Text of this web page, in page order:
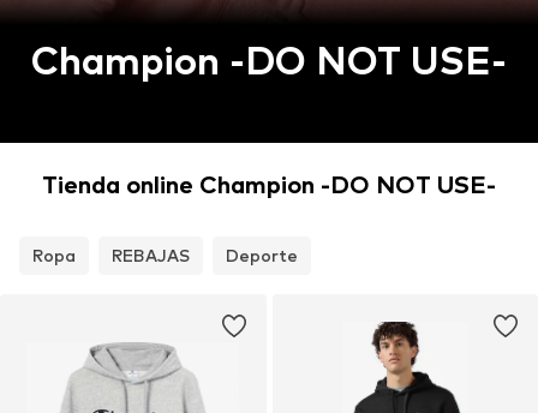
Champion -DO NOT USE-
Tienda online Champion -DO NOT USE-
Ropa REBAJAS Deporte